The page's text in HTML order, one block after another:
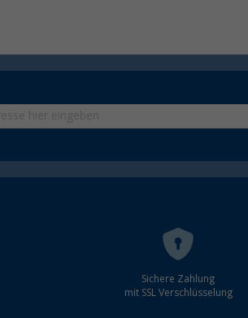
Sichere Zahlung
mit SSL Verschlüsselung